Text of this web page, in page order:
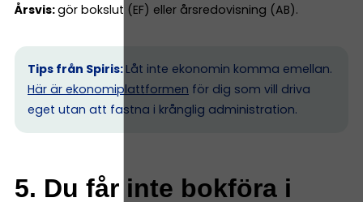
Årsvis:gör bokslut (EF) eller årsredovisning (AB).
Tips från Spiris: Låt inte ekonomin komma emellan.
Här är ekonomiplattformen för dig som vill driva
eget utan att fastna i krånglig administration.
5. Du får inte bokföra i